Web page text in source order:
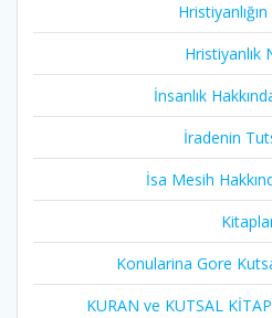
Hristiyanlık
İnsanlık
İradenin
İsa Mesih
Konularina Gore
KURAN ve KUTSAL